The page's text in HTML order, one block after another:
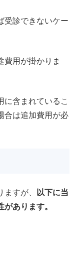
受診できないケー
費用が掛かりま
に含まれているこ
合は追加費用が必
すが、
以下に当
あります。